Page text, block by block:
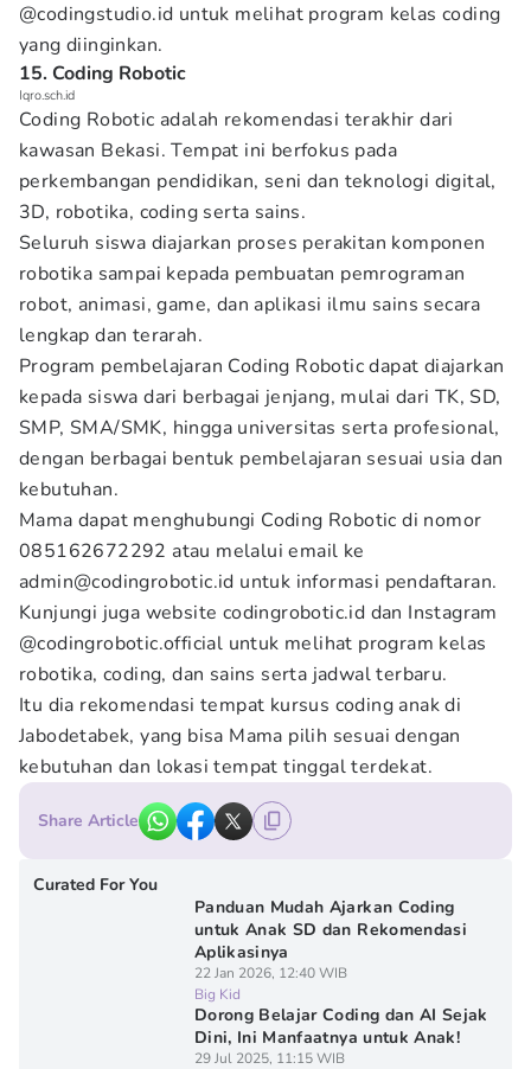
@codingstudio.id untuk melihat program kelas coding
yang diinginkan.
15. Coding Robotic
Iqro.sch.id
Coding Robotic adalah rekomendasi terakhir dari
kawasan Bekasi. Tempat ini berfokus pada
perkembangan pendidikan, seni dan teknologi digital,
3D, robotika, coding serta sains.
Seluruh siswa diajarkan proses perakitan komponen
robotika sampai kepada pembuatan pemrograman
robot, animasi, game, dan aplikasi ilmu sains secara
lengkap dan terarah.
Program pembelajaran Coding Robotic dapat diajarkan
kepada siswa dari berbagai jenjang, mulai dari TK, SD,
SMP, SMA/SMK, hingga universitas serta profesional,
dengan berbagai bentuk pembelajaran sesuai usia dan
kebutuhan.
Mama dapat menghubungi Coding Robotic di nomor
085162672292 atau melalui email ke
admin@codingrobotic.id untuk informasi pendaftaran.
Kunjungi juga website codingrobotic.id dan Instagram
@codingrobotic.official untuk melihat program kelas
robotika, coding, dan sains serta jadwal terbaru.
Itu dia rekomendasi tempat kursus coding anak di
Jabodetabek, yang bisa Mama pilih sesuai dengan
kebutuhan dan lokasi tempat tinggal terdekat.
Share Article
Curated For You
Panduan Mudah Ajarkan Coding
untuk Anak SD dan Rekomendasi
Aplikasinya
22 Jan 2026, 12:40 WIB
Big Kid
Dorong Belajar Coding dan AI Sejak
Dini, Ini Manfaatnya untuk Anak!
29 Jul 2025, 11:15 WIB